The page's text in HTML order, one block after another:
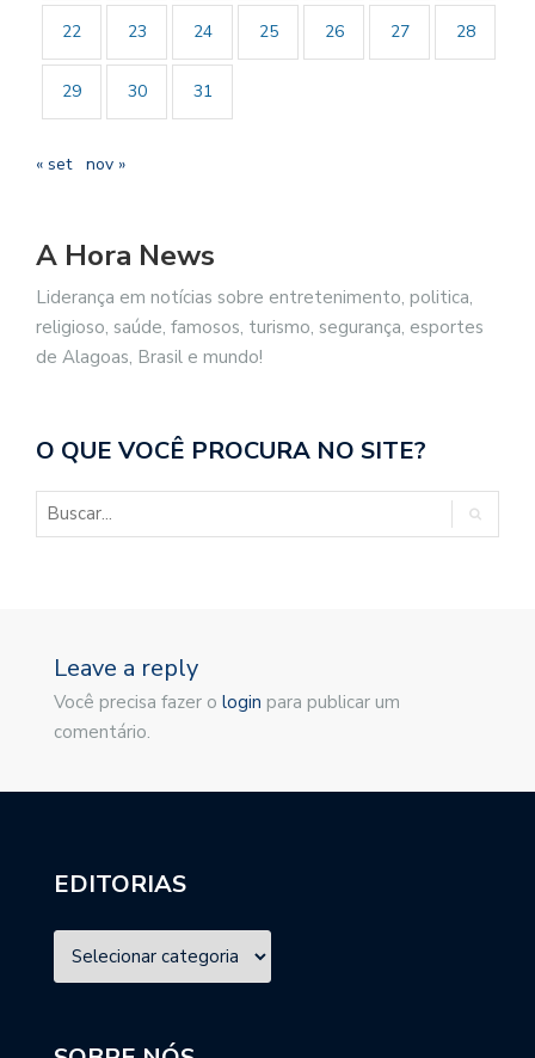
22 23 24 25 26 27 28
29 30 31
« set nov »
A Hora News
Liderança em notícias sobre entretenimento, politica,
religioso, saúde, famosos, turismo, segurança, esportes
de Alagoas, Brasil e mundo!
O QUE VOCÊ PROCURA NO SITE?
Leave a reply
Você precisa fazer o login para publicar um
comentário.
EDITORIAS